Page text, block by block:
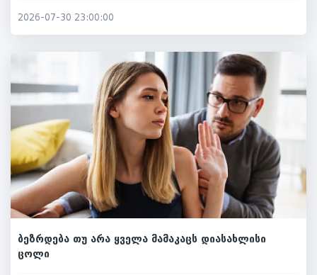
2026-07-30 23:00:00
ბეზრდება თუ არა ყველა მამაკაცს დიასახლისი
ცოლი